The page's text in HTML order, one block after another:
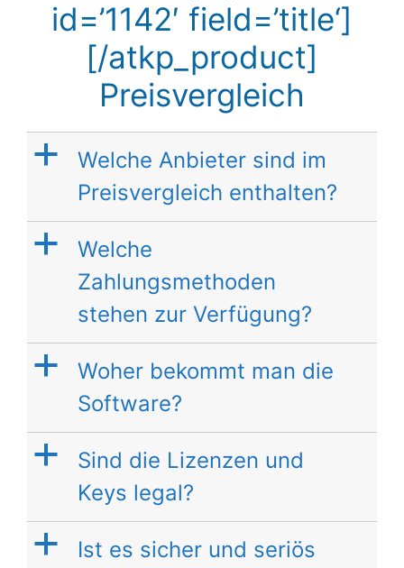
id=’1142′ field=’title‘]
[/atkp_product]
Preisvergleich
a
Welche Anbieter sind im
Preisvergleich enthalten?
a
Welche
Zahlungsmethoden
stehen zur Verfügung?
a
Woher bekommt man die
Software?
a
Sind die Lizenzen und
Keys legal?
a Ist es sicher und seriös